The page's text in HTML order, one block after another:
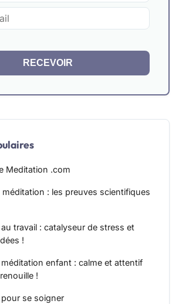
RECEVOIR
Meditation .com
méditation : les preuves scientifiques
travail : catalyseur de stress et
!
enfant : calme et attentif
!
se soigner